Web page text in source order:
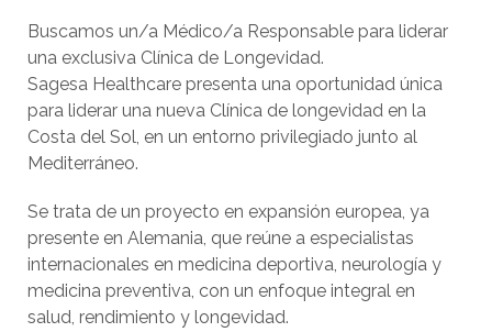
Buscamos un/a Médico/a Responsable para liderar
una exclusiva Clínica de Longevidad.
Sagesa Healthcare presenta una oportunidad única
para liderar una nueva Clínica de longevidad en la
Costa del Sol, en un entorno privilegiado junto al
Mediterráneo.
Se trata de un proyecto en expansión europea, ya
presente en Alemania, que reúne a especialistas
internacionales en medicina deportiva, neurología y
medicina preventiva, con un enfoque integral en
salud, rendimiento y longevidad.